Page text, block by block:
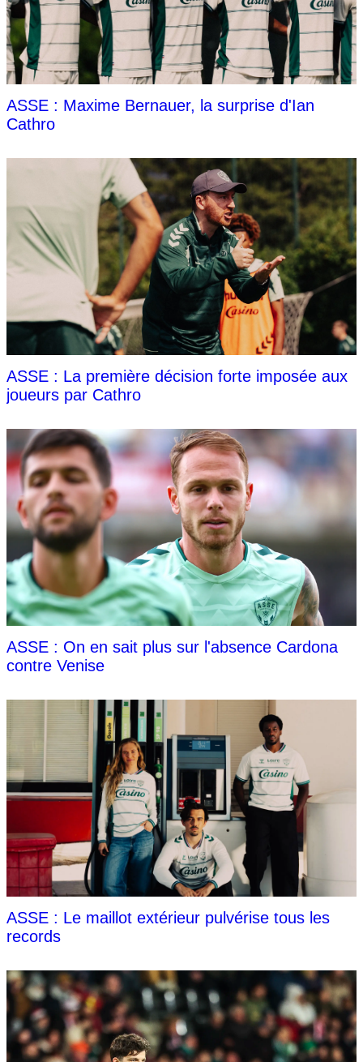
ASSE : Maxime Bernauer, la surprise d'Ian
Cathro
ASSE : La première décision forte imposée aux
joueurs par Cathro
ASSE : On en sait plus sur l'absence Cardona
contre Venise
ASSE : Le maillot extérieur pulvérise tous les
records